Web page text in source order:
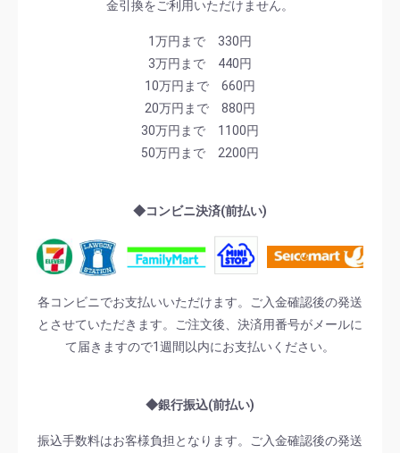
金引換をご利用いただけません。
1万円まで 330円
3万円まで 440円
10万円まで 660円
20万円まで 880円
30万円まで 1100円
50万円まで 2200円
◆コンビニ決済(前払い)
各コンビニでお支払いいただけます。ご入金確認後の発送
とさせていただきます。ご注文後、決済用番号がメールに
て届きますので1週間以内にお支払いください。
◆銀行振込(前払い)
振込手数料はお客様負担となります。ご入金確認後の発送